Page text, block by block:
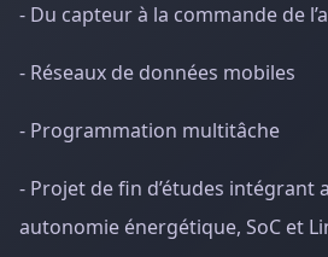
- Du capteur à la commande de
- Réseaux de données mobiles
- Programmation multitâche
- Projet de fin d’études intégrant
autonomie énergétique, SoC et